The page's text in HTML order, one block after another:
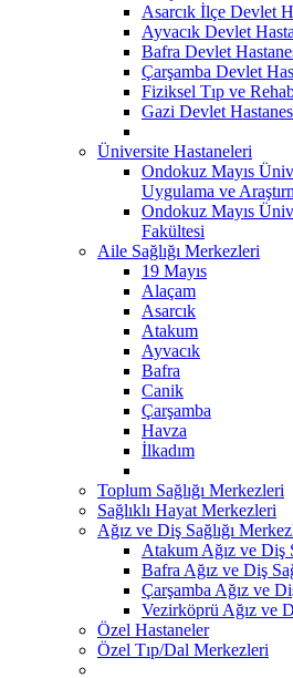
Asarcık İlçe Devlet
Ayvacık Devlet
Bafra Devlet
Çarşamba Devlet
Fiziksel Tıp ve
Gazi Devlet
Üniversite Hastaneleri
Ondokuz Mayıs
Uygulama ve
Ondokuz Mayıs
Fakültesi
Aile Sağlığı Merkezleri
19 Mayıs
Alaçam
Asarcık
Atakum
Ayvacık
Bafra
Canik
Çarşamba
Havza
İlkadım
Toplum Sağlığı Merkezleri
Sağlıklı Hayat Merkezleri
Ağız ve Diş Sağlığı
Atakum Ağız ve Diş
Bafra Ağız ve Diş
Çarşamba Ağız ve
Vezirköprü Ağız ve
Özel Hastaneler
Özel Tıp/Dal Merkezleri